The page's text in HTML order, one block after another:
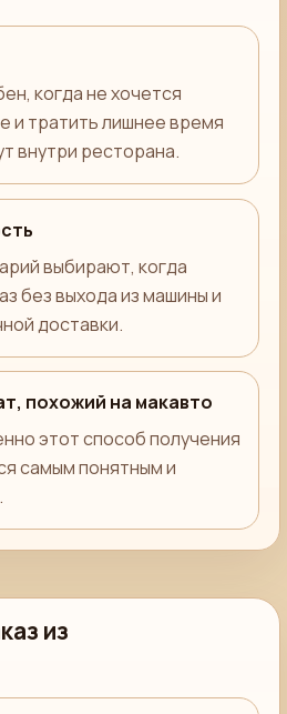
когда не хочется
и тратить лишнее время
внутри ресторана.
выбирают, когда
без выхода из машины и
доставки.
похожий на макавто
этот способ получения
самым понятным и
из